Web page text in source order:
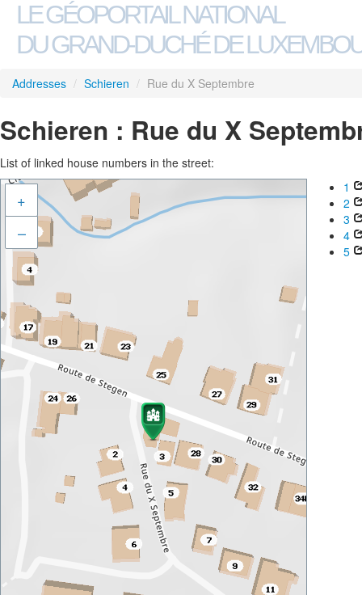
LE GÉOPORTAIL NATIONAL
DU GRAND-DUCHÉ DE
Addresses / Schieren / Rue du X Septembre
Schieren : Rue du X
List of linked house numbers in the street:
+
–
1
2
3
4
5